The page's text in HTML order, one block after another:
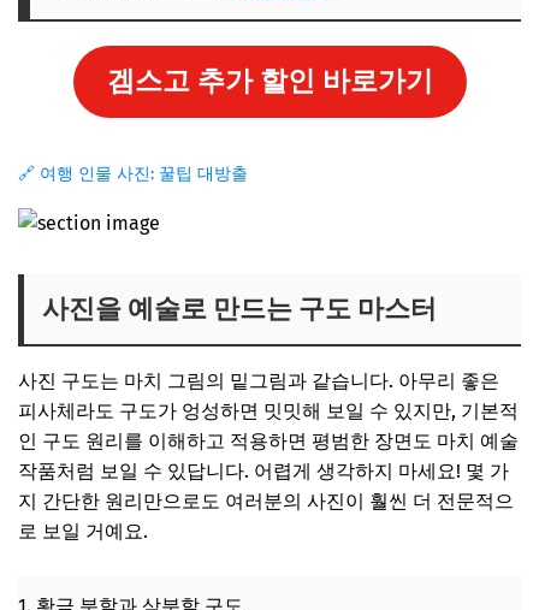
겜스고 추가 할인 바로가기
🔗 여행 인물 사진: 꿀팁 대방출
사진을 예술로 만드는 구도 마스터
사진 구도는 마치 그림의 밑그림과 같습니다. 아무리 좋은
피사체라도 구도가 엉성하면 밋밋해 보일 수 있지만, 기본적
인 구도 원리를 이해하고 적용하면 평범한 장면도 마치 예술
작품처럼 보일 수 있답니다. 어렵게 생각하지 마세요! 몇 가
지 간단한 원리만으로도 여러분의 사진이 훨씬 더 전문적으
로 보일 거예요.